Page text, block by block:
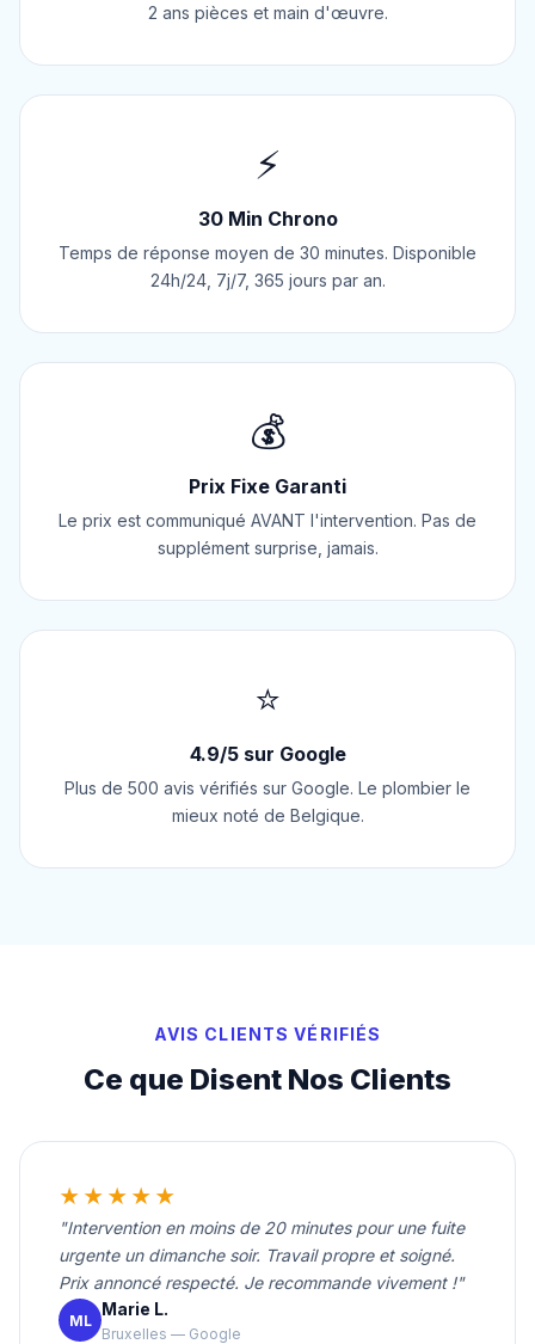
2 ans pièces et main d'œuvre.
⚡
30 Min Chrono
Temps de réponse moyen de 30 minutes. Disponible
24h/24, 7j/7, 365 jours par an.
💰
Prix Fixe Garanti
Le prix est communiqué AVANT l'intervention. Pas de
supplément surprise, jamais.
⭐
4.9/5 sur Google
Plus de 500 avis vérifiés sur Google. Le plombier le
mieux noté de Belgique.
AVIS CLIENTS VÉRIFIÉS
Ce que Disent Nos Clients
★★★★★
"Intervention en moins de 20 minutes pour une fuite
urgente un dimanche soir. Travail propre et soigné.
Prix annoncé respecté. Je recommande vivement !"
ML
Marie L.
Bruxelles — Google